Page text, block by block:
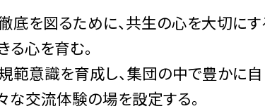
底を図るために、共生の心を大切にす
心を育む。
範意識を育成し、集団の中で豊かに
な交流体験の場を設定する。